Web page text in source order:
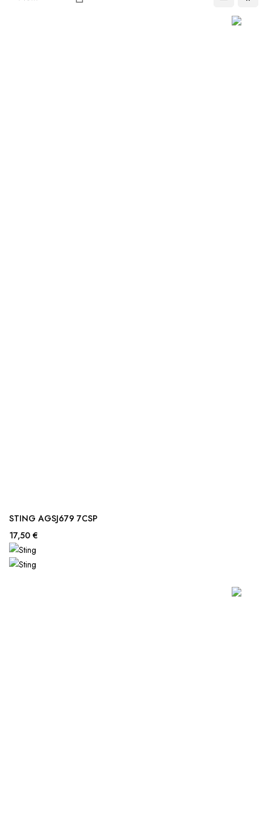
STING AGSJ679 7CSP
17,50 €